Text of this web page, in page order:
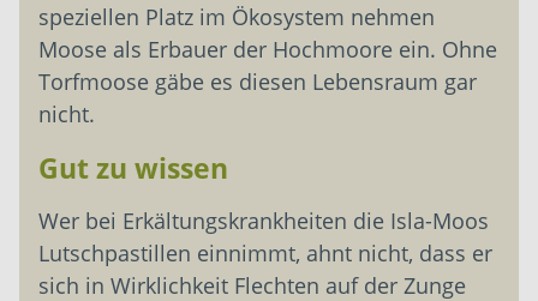
speziellen Platz im Ökosystem nehmen
Moose als Erbauer der Hochmoore ein. Ohne
Torfmoose gäbe es diesen Lebensraum gar
nicht.
Gut zu wissen
Wer bei Erkältungskrankheiten die Isla-Moos
Lutschpastillen einnimmt, ahnt nicht, dass er
sich in Wirklichkeit Flechten auf der Zunge